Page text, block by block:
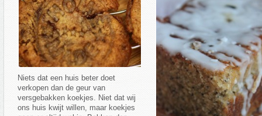
Niets dat een huis beter doet
verkopen dan de geur van
versgebakken koekjes. Niet dat wij
ons huis kwijt willen, maar koekjes